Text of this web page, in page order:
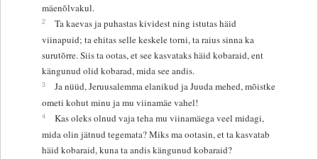
mäenõlvakul.
2
Ta kaevas ja puhastas kividest ning istutas häid
viinapuid; ta ehitas selle keskele torni, ta raius sinna ka
surutõrre. Siis ta ootas, et see kasvataks häid kobaraid, ent
kängunud olid kobarad, mida see andis.
3
Ja nüüd, Jeruusalemma elanikud ja Juuda mehed, mõistke
ometi kohut minu ja mu viinamäe vahel!
4
Kas oleks olnud vaja teha mu viinamäega veel midagi,
mida olin jätnud tegemata? Miks ma ootasin, et ta kasvatab
häid kobaraid, kuna ta andis kängunud kobaraid?